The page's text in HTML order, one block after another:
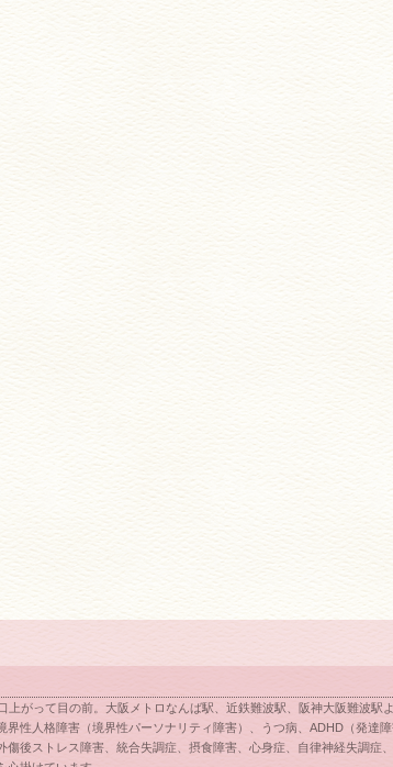
がって目の前。大阪メトロなんば駅、近鉄難波駅、阪神大阪難波
性人格障害（境界性パーソナリティ障害）、うつ病、ADHD（発達
傷後ストレス障害、統合失調症、摂食障害、心身症、自律神経失調